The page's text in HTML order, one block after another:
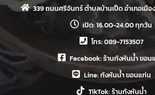
339 ถนนศรีจันทร์ ตำบลบ้านเป็ด อำเภอเมื
เปิด: 16.00-24.00 ทุกวัน
โทร: 089-7153507
Facebook: ร้านกังหันน้ำ ขอ
Line: กังหันน้ำ ขอนแก่น
TikTok: ร้านกังหันน้ำ